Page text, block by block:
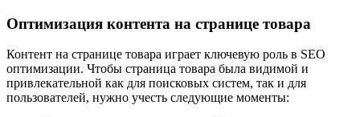
Оптимизация контента на странице товара
Контент на странице товара играет ключевую роль в SEO
оптимизации. Чтобы страница товара была видимой и
привлекательной как для поисковых систем, так и для
пользователей, нужно учесть следующие моменты: